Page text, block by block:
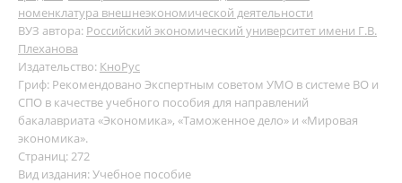
номенклатура внешнеэкономической деятельности
ВУЗ автора: Российский экономический университет имени Г.В.
Плеханова
Издательство: КноРус
Гриф: Рекомендовано Экспертным советом УМО в системе ВО и
СПО в качестве учебного пособия для направлений
бакалавриата «Экономика», «Таможенное дело» и «Мировая
экономика».
Страниц: 272
Вид издания: Учебное пособие